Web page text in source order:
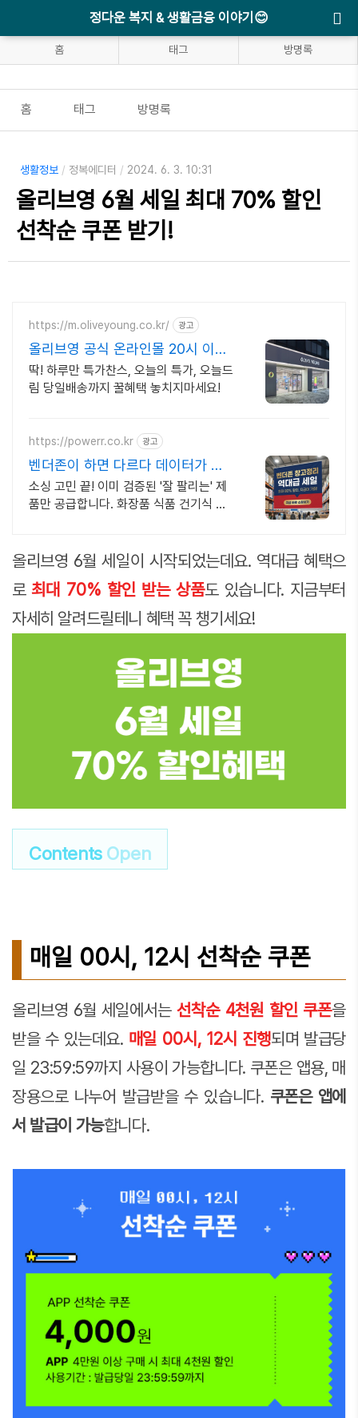
정다운 복지 & 생활금융 이야기😊
홈 태그 방명록
홈 태그 방명록
생활정보 / 정복에디터 / 2024. 6. 3. 10:31
올리브영 6월 세일 최대 70% 할인
선착순 쿠폰 받기!
https://m.oliveyoung.co.kr/ 광고
올리브영 공식 온라인몰 20시 이전
주문은 오늘드림
딱! 하루만 특가찬스, 오늘의 특가, 오늘드
림 당일배송까지 꿀혜택 놓치지마세요!
https://powerr.co.kr 광고
벤더존이 하면 다르다 데이터가 증
명하는 베스트셀러
소싱 고민 끝! 이미 검증된 '잘 팔리는' 제
품만 공급합니다. 화장품 식품 건기식 사
올리브영 6월 세일이 시작되었는데요. 역대급 혜택으
로 최대 70% 할인 받는 상품도 있습니다. 지금부터
자세히 알려드릴테니 혜택 꼭 챙기세요!
Contents Open
매일 00시, 12시 선착순 쿠폰
올리브영 6월 세일에서는선착순 4천원 할인 쿠폰을
받을 수 있는데요. 매일 00시, 12시 진행되며 발급당
일 23:59:59까지 사용이 가능합니다. 쿠폰은 앱용, 매
장용으로 나누어 발급받을 수 있습니다. 쿠폰은 앱에
서 발급이 가능합니다.